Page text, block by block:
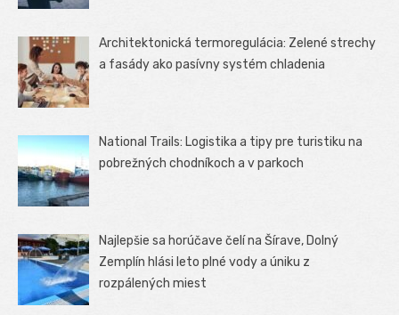
Architektonická termoregulácia: Zelené strechy
a fasády ako pasívny systém chladenia
National Trails: Logistika a tipy pre turistiku na
pobrežných chodníkoch a v parkoch
Najlepšie sa horúčave čelí na Šírave, Dolný
Zemplín hlási leto plné vody a úniku z
rozpálených miest